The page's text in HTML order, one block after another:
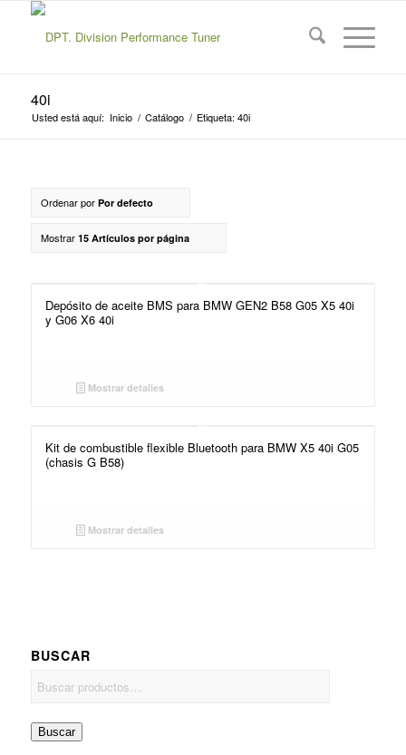
40i
Usted está aquí: Inicio / Catálogo / Etiqueta: 40i
Ordenar por Por defecto
Mostrar 15 Artículos por página
Depósito de aceite BMS para BMW GEN2 B58 G05 X5 40i
y G06 X6 40i
Mostrar detalles
Kit de combustible flexible Bluetooth para BMW X5 40i G05
(chasis G B58)
Mostrar detalles
BUSCAR
Buscar